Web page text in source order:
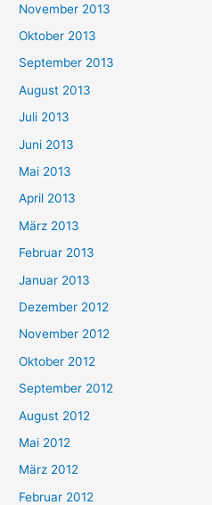
November 2013
Oktober 2013
September 2013
August 2013
Juli 2013
Juni 2013
Mai 2013
April 2013
März 2013
Februar 2013
Januar 2013
Dezember 2012
November 2012
Oktober 2012
September 2012
August 2012
Mai 2012
März 2012
Februar 2012